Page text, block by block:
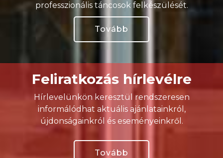
professzionális táncosok felkészülését.
Tovább
Feliratkozás hírlevélre
Hírlevelünkön keresztül rendszeresen
informálódhat aktuális ajánlatainkról,
újdonságainkról és eseményeinkről.
Tovább